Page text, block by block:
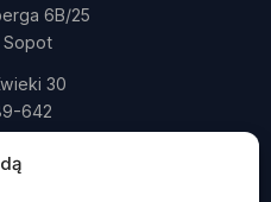
6B/25
Sopot
30
642
· powiat chojnicki